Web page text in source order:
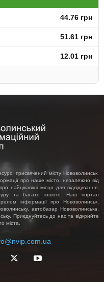
44.76 грн
51.61 грн
12.01 грн
присвячений місту Нововолинськ.
про наше місто, незалежно від
найцікавіші місця для відвідування,
та багато іншого. Наш портал
інформації про Нововолинськ,
автобазар Нововолинська,
Приєднуйтесь до нас та відкрийте
міста.